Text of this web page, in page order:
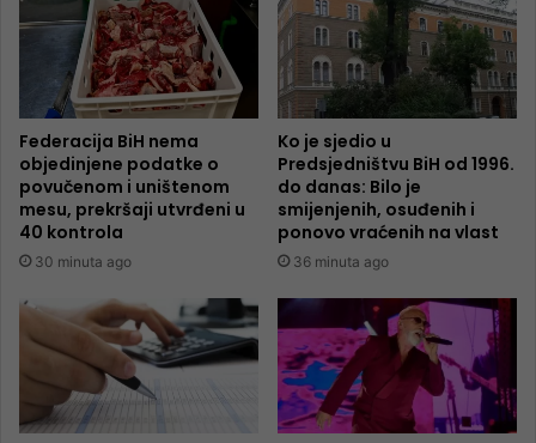
Federacija BiH nema
objedinjene podatke o
povučenom i uništenom
mesu, prekršaji utvrđeni u
40 kontrola
30 minuta ago
Ko je sjedio u
Predsjedništvu BiH od 1996.
do danas: Bilo je
smijenjenih, osuđenih i
ponovo vraćenih na vlast
36 minuta ago